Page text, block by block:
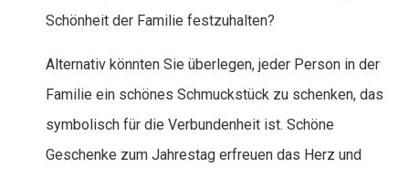
Schönheit der Familie festzuhalten?
Alternativ könnten Sie überlegen, jeder Person in der
Familie ein schönes Schmuckstück zu schenken, das
symbolisch für die Verbundenheit ist. Schöne
Geschenke zum Jahrestag erfreuen das Herz und